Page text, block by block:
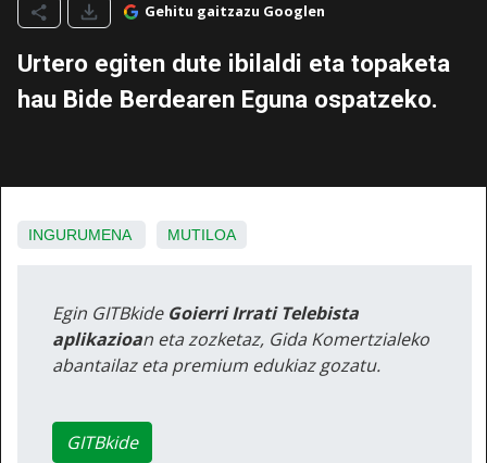
Gehitu gaitzazu Googlen
Urtero egiten dute ibilaldi eta topaketa
hau Bide Berdearen Eguna ospatzeko.
INGURUMENA MUTILOA
Egin GITBkide Goierri Irrati Telebista
aplikazioan eta zozketaz, Gida Komertzialeko
abantailaz eta premium edukiaz gozatu.
GITBkide